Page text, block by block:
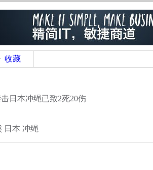
收藏
本冲绳已致2死20伤
日本 冲绳